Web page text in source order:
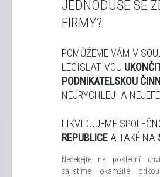
JEDNODUŠE SE
FIRMY?
POMŮŽEME VÁM V
LEGISLATIVOU
PODNIKATELSKOU
NEJRYCHLEJI A
LIKVIDUJEME
REPUBLICE A TAKÉ NA
Nečekejte na poslední
zajistíme okamžité